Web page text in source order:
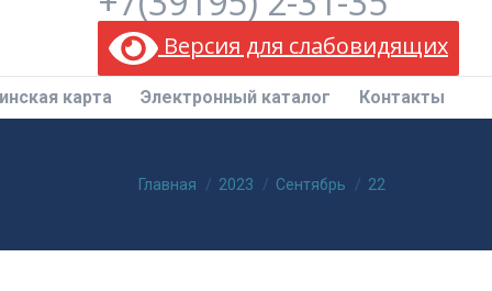
Версия для слабовидящих
карта Электронный каталог Контакты
Вы здесь:
Главная 2023 Сентябрь 22